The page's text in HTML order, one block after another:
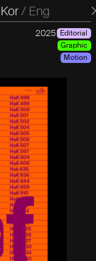
Kor/ Eng
2025 Editorial
Graphic
Motion